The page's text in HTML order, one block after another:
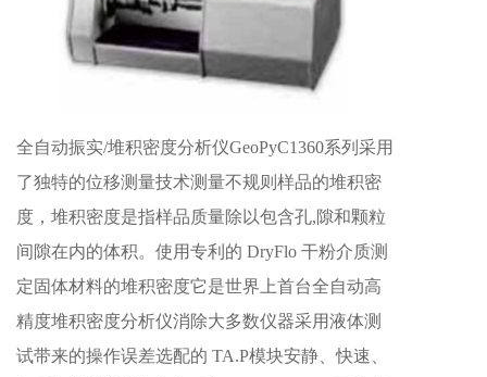
全自动振实/堆积密度分析仪GeoPyC1360系列采用
了独特的位移测量技术测量不规则样品的堆积密
度，堆积密度是指样品质量除以包含孔,隙和颗粒
间隙在内的体积。使用专利的 DryFlo 干粉介质测
定固体材料的堆积密度它是世界上首台全自动高
精度堆积密度分析仪消除大多数仪器采用液体测
试带来的操作误差选配的 TA.P模块安静、快速、